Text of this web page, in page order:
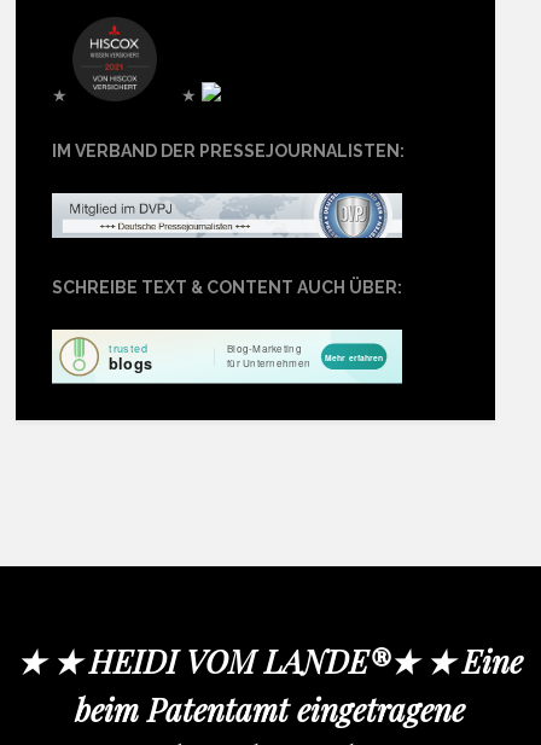
★ ★
IM VERBAND DER PRESSEJOURNALISTEN:
SCHREIBE TEXT & CONTENT AUCH ÜBER:
★ ★ HEIDI VOM LANDE®★ ★ Eine
beim Patentamt eingetragene